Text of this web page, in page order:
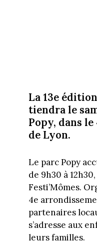
La 13e
tiendra le
Popy, dans
de Lyon.
Le parc Popy
de 9h30 à
Festi’Mômes.
4e
partenaires
s’adresse aux
leurs familles.